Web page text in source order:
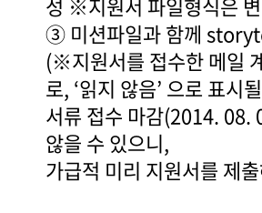
③ 미션파일과 함께
(※지원서를 접수한 메일
로, ‘읽지 않음’ 으로 표시
서류 접수 마감(2014. 08.
않을 수 있으니,
가급적 미리 지원서를 제